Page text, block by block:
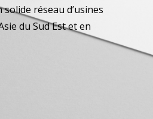
solide réseau d’usines
du Sud Est et en